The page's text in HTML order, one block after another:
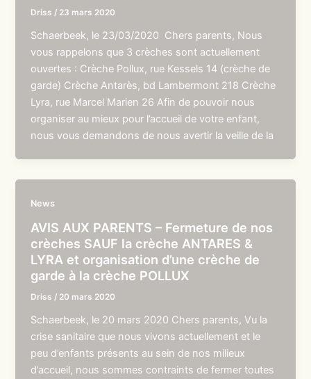
Driss / 23 mars 2020
Schaerbeek, le 23/03/2020 Chers parents, Nous
vous rappelons que 3 crèches sont actuellement
ouvertes : Crèche Pollux, rue Kessels 14 (crèche de
garde) Crèche Antarès, bd Lambermont 218 Crèche
Lyra, rue Marcel Marien 26 Afin de pouvoir nous
organiser au mieux pour l’accueil de votre enfant,
nous vous demandons de nous avertir la veille de la
News
AVIS AUX PARENTS – Fermeture de nos
crèches SAUF la crèche ANTARES &
LYRA et organisation d’une crèche de
garde à la crèche POLLUX
Driss / 20 mars 2020
Schaerbeek, le 20 mars 2020 Chers parents, Vu la
crise sanitaire que nous vivons actuellement et le
peu d’enfants présents au sein de nos milieux
d’accueil, nous sommes contraints de fermer toutes